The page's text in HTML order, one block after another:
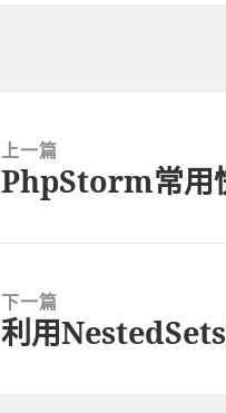
上一篇
上
PhpStorm常用
下一篇
下
利用